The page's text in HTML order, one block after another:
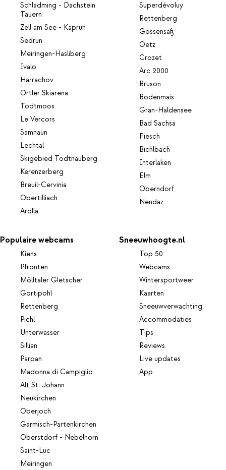
Schladming - Dachstein
Tauern
Zell am See - Kaprun
Sedrun
Meiringen-Hasliberg
Ivalo
Harrachov
Ortler Skiarena
Todtmoos
Le Vercors
Samnaun
Lechtal
Skigebied Todtnauberg
Kerenzerberg
Breuil-Cervinia
Obertilliach
Arolla
Superdévoluy
Rettenberg
Gossensaß
Oetz
Crozet
Arc 2000
Bruson
Bodenmais
Grän-Haldensee
Bad Sachsa
Fiesch
Bichlbach
Interlaken
Elm
Oberndorf
Nendaz
Populaire webcams
Kiens
Pfronten
Mölltaler Gletscher
Gortipohl
Rettenberg
Pichl
Unterwasser
Sillian
Parpan
Madonna di Campiglio
Alt St. Johann
Neukirchen
Oberjoch
Garmisch-Partenkirchen
Oberstdorf - Nebelhorn
Saint-Luc
Meiringen
Sneeuwhoogte.nl
Top 50
Webcams
Wintersportweer
Kaarten
Sneeuwverwachting
Accommodaties
Tips
Reviews
Live updates
App